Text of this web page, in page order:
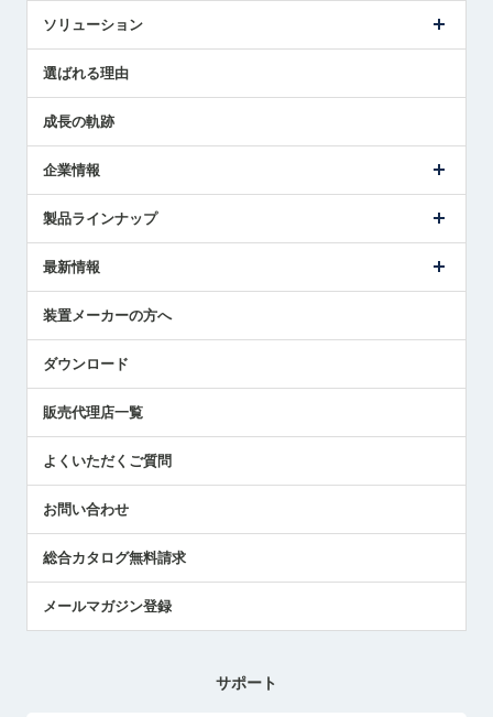
ソリューション
解決策提案
選ばれる理由
成長の軌跡
企業情報
ごあいさつ
受賞履歴
採用情報
国/地域/言語
製品ラインナップ
ツールセッタ製品
エアマイクロセンサ製品
最新情報
メトロールの技術
社員ブログ
中小企業のBCP地震対策
センサのテクニカルガイド
社長ブログ
装置メーカーの方へ
ダウンロード
販売代理店一覧
よくいただくご質問
お問い合わせ
総合カタログ無料請求
メールマガジン登録
サポート